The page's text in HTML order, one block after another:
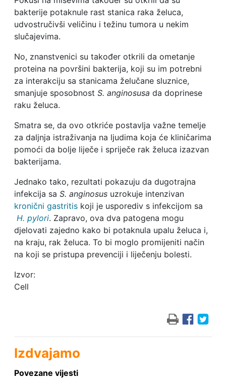
bakterije potaknule rast stanica raka želuca,
udvostručivši veličinu i težinu tumora u nekim
slučajevima.
No, znanstvenici su također otkrili da ometanje
proteina na površini bakterija, koji su im potrebni
za interakciju sa stanicama želučane sluznice,
smanjuje sposobnost S. anginosusa da doprinese
raku želuca.
Smatra se, da ovo otkriće postavlja važne temelje
za daljnja istraživanja na ljudima koja će kliničarima
pomoći da bolje liječe i spriječe rak želuca izazvan
bakterijama.
Jednako tako, rezultati pokazuju da dugotrajna
infekcija sa S. anginosusuzrokuje intenzivan
kronični gastritiskoji je usporediv s infekcijom sa
H. pylori. Zapravo, ova dva patogena mogu
djelovati zajedno kako bi potaknula upalu želuca i,
na kraju, rak želuca. To bi moglo promijeniti način
na koji se pristupa prevenciji i liječenju bolesti.
Izvor:
Cell
Izdvajamo
Povezane vijesti